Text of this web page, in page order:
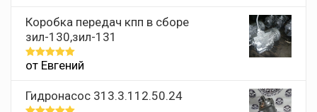
Коробка передач кпп в сборе
зил-130,зил-131
Оценка5
от Евгений
Гидронасос 313.3.112.50.24